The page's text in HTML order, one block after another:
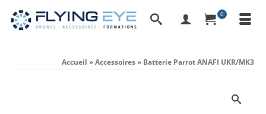
0
Accueil »Accessoires» Batterie Parrot ANAFI UKR/MK3